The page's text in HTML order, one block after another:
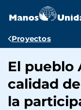
contenido
Ruta
navegación
Proyectos
El pueblo
calidad
la